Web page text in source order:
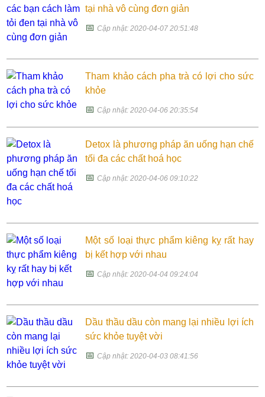
tại nhà vô cùng đơn giản
📅Cập nhật: 2020-04-07 20:51:48
Tham khảo cách pha trà có lợi cho sức
khỏe
📅Cập nhật: 2020-04-06 20:35:54
Detox là phương pháp ăn uống hạn chế
tối đa các chất hoá học
📅Cập nhật: 2020-04-06 09:10:22
Một số loại thực phẩm kiêng kỵ rất hay
bị kết hợp với nhau
📅Cập nhật: 2020-04-04 09:24:04
Dầu thầu dầu còn mang lại nhiều lợi ích
sức khỏe tuyệt vời
📅Cập nhật: 2020-04-03 08:41:56